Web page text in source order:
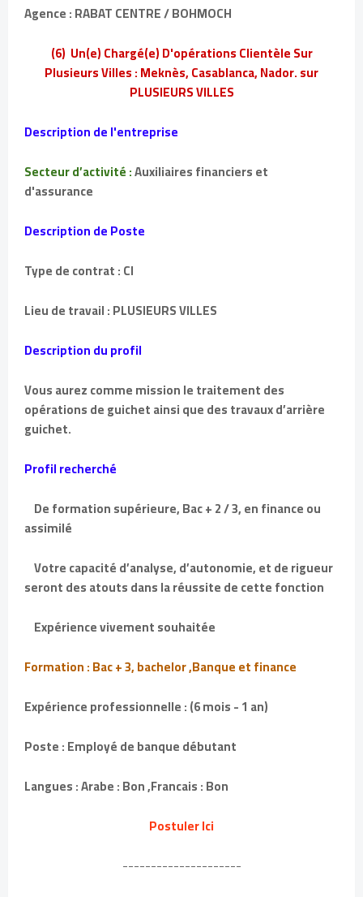
Agence : RABAT CENTRE / BOHMOCH
(6) Un(e) Chargé(e) D'opérations Clientèle Sur
Plusieurs Villes : Meknès, Casablanca, Nador. sur
PLUSIEURS VILLES
Description de l'entreprise
Secteur d’activité :Auxiliaires financiers et
d'assurance
Description de Poste
Type de contrat : CI
Lieu de travail : PLUSIEURS VILLES
Description du profil
Vous aurez comme mission le traitement des
opérations de guichet ainsi que des travaux d’arrière
guichet.
Profil recherché
De formation supérieure, Bac + 2 / 3, en finance ou
assimilé
Votre capacité d’analyse, d’autonomie, et de rigueur
seront des atouts dans la réussite de cette fonction
Expérience vivement souhaitée
Formation : Bac + 3, bachelor ,Banque et finance
Expérience professionnelle : (6 mois - 1 an)
Poste : Employé de banque débutant
Langues : Arabe : Bon ,Francais : Bon
Postuler Ici
---------------------